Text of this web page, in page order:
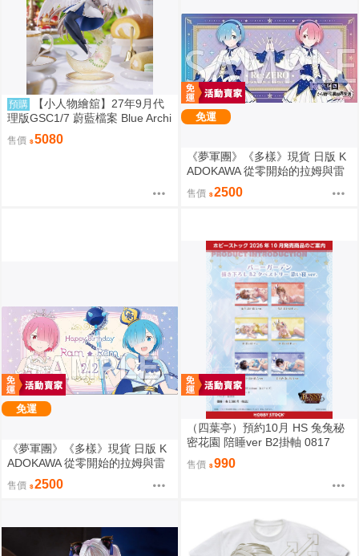
預購
【小人物繪舘】27年9月代
理版GSC1/7 蔚藍檔案 Blue Archi
ve 渚 ～花香微笑～ PVC完成品
售價 5080
免運
《夢軍團》《多樣》現貨 日版 K
ADOKAWA 從零開始的拉姆與雷
姆的生日生活2025 動漫桌墊 卡
墊 拉姆&雷姆
售價 2500
免運
《夢軍團》《多樣》現貨 日版 K
ADOKAWA 從零開始的拉姆與雷
姆的生日生活2024 動漫桌墊 卡
墊 拉姆&雷姆
售價 2500
（四葉亭）預約10月 HS 兔兔秘
密花園 陪睡ver B2掛軸 0817
售價 990